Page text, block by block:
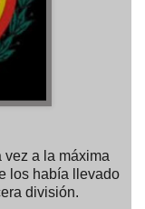
vez a la máxima
los había llevado
división.